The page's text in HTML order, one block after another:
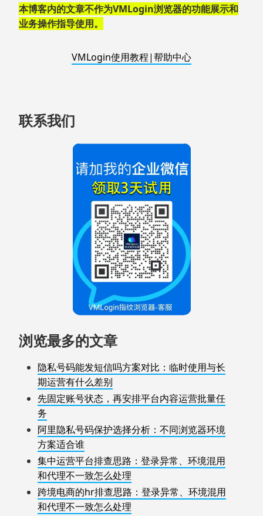
脚
本博客内的文章不作为VMLogin浏览器的功能展示和
业务操作指导使用。
VMLogin使用教程|帮助中心
联系我们
浏览最多的文章
隐私号码能发短信吗方案对比：临时使用与长
期运营有什么差别
先固定账号状态，再安排平台内容运营批量任
务
阿里隐私号码保护选择分析：不同浏览器环境
方案适合谁
集中运营平台排查思路：登录异常、环境混用
和代理不一致怎么处理
跨境电商的hr排查思路：登录异常、环境混用
和代理不一致怎么处理